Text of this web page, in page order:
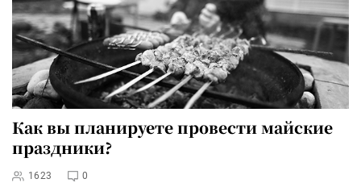
Как вы планируете провести майские
праздники?
1623 0